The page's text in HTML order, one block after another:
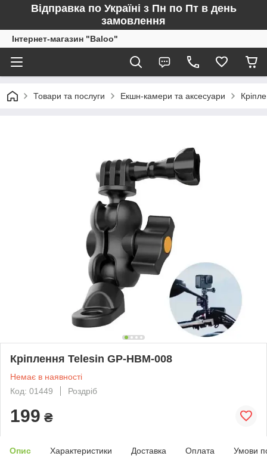
Відправка по Україні з Пн по Пт в день
замовлення
Інтернет-магазин "Baloo"
Товари та послуги Екшн-камери та аксесуари
Кріплення Telesin GP-HBM-008
Немає в наявності
Код: 01449
Роздріб
199 ₴
Опис Характеристики Доставка Оплата Умови